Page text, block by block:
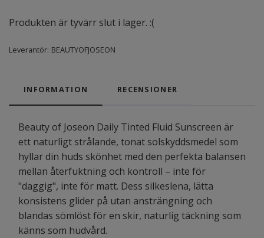
Produkten är tyvärr slut i lager. :(
Leverantör: BEAUTYOFJOSEON
INFORMATION RECENSIONER
Beauty of Joseon Daily Tinted Fluid Sunscreen är
ett naturligt strålande, tonat solskyddsmedel som
hyllar din huds skönhet med den perfekta balansen
mellan återfuktning och kontroll – inte för
"daggig", inte för matt. Dess silkeslena, lätta
konsistens glider på utan ansträngning och
blandas sömlöst för en skir, naturlig täckning som
känns som hudvård.